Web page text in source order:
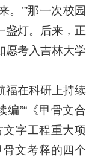
’”那一次校园
盏灯。后来，正
愿考入吉林大学
福在科研上持续
编”“《甲骨文合
字工程重大项
文考释的四个